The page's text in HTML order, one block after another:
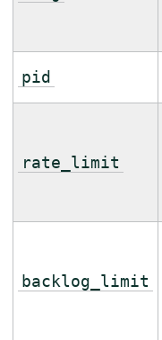
pid
rate_limit
backlog_limit